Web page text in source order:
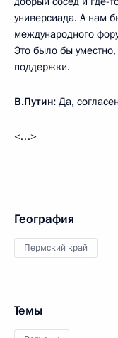
универсиада. А нам
международного
Это было бы
поддержки.
В.Путин: Да,
<…>
География
Пермский край
Темы